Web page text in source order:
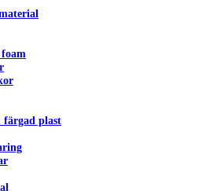
färgad plast